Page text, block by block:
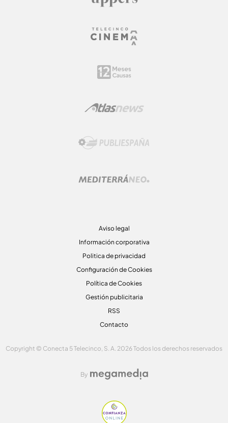
Aviso legal
Información corporativa
Politica de privacidad
Configuración de Cookies
Política de Cookies
Gestión publicitaria
RSS
Contacto
Copyright © Conecta 5 Telecinco, S. A. 2026 Todos los derechos reservados
By